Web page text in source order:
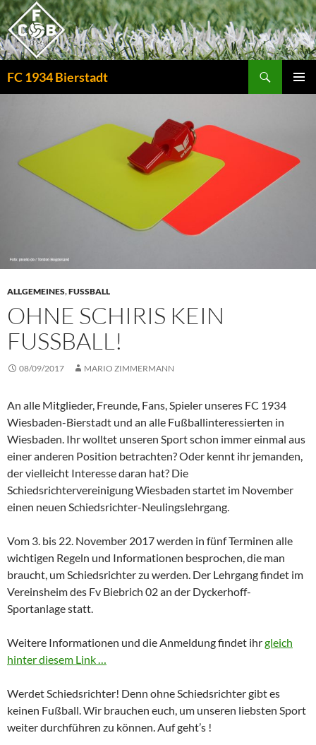
Zum
Inhalt
springen
FC 1934 Bierstadt
ALLGEMEINES,FUSSBALL
OHNE SCHIRIS KEIN
FUSSBALL!
08/09/2017 MARIO ZIMMERMANN
An alle Mitglieder, Freunde, Fans, Spieler unseres FC 1934
Wiesbaden-Bierstadt und an alle Fußballinteressierten in
Wiesbaden. Ihr wolltet unseren Sport schon immer einmal aus
einer anderen Position betrachten? Oder kennt ihr jemanden,
der vielleicht Interesse daran hat? Die
Schiedsrichtervereinigung Wiesbaden startet im November
einen neuen Schiedsrichter-Neulingslehrgang.
Vom 3. bis 22. November 2017 werden in fünf Terminen alle
wichtigen Regeln und Informationen besprochen, die man
braucht, um Schiedsrichter zu werden. Der Lehrgang findet im
Vereinsheim des Fv Biebrich 02 an der Dyckerhoff-
Sportanlage statt.
Weitere Informationen und die Anmeldung findet ihrgleich
hinter diesem Link …
Werdet Schiedsrichter! Denn ohne Schiedsrichter gibt es
keinen Fußball. Wir brauchen euch, um unseren liebsten Sport
weiter durchführen zu können. Auf geht’s !